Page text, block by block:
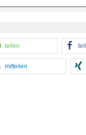
teilen
mitteilen